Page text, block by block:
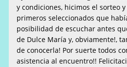
y condiciones, hicimos el sorteo
primeros seleccionados que
posibilidad de escuchar antes
de Dulce María y, obviamente!,
de conocerla! Por suerte todos
asistencia al encuentro!!